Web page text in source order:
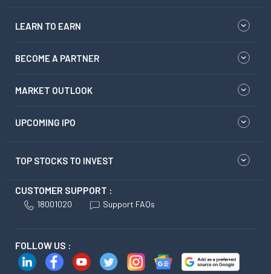
LEARN TO EARN
BECOME A PARTNER
MARKET OUTLOOK
UPCOMING IPO
TOP STOCKS TO INVEST
CUSTOMER SUPPORT :
18001020 Support FAQs
FOLLOW US :